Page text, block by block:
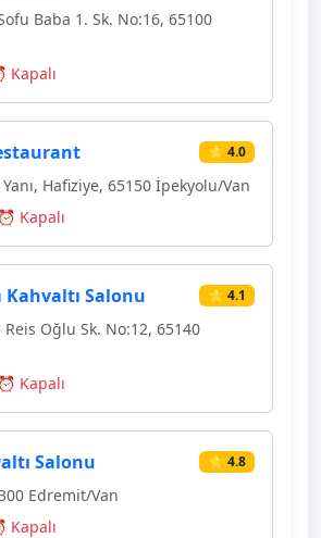
Baba 1. Sk. No:16, 65100
Kapalı
⭐ 4.0
Hafiziye, 65150 İpekyolu/Van
⏰ Kapalı
Kahvaltı Salonu ⭐ 4.1
Reis Oğlu Sk. No:12, 65140
⏰ Kapalı
Salonu ⭐ 4.8
Edremit/Van
Kapalı